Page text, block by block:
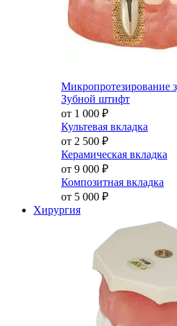
Микропротезирование
Зубной штифт
от 1 000 ₽
Культевая вкладка
от 2 500 ₽
Керамическая вкладка
от 9 000 ₽
Композитная вкладка
от 5 000 ₽
Хирургия